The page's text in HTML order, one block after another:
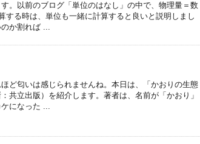
。以前のブログ「単位のはなし」の中で、物理量＝数
する時は、単位も一緒に計算すると良いと説明しまし
か割れば ...
ど匂いは感じられませんね。本日は、「かおりの生態
立出版）を紹介します。著者は、名前が「かおり」
になった ...